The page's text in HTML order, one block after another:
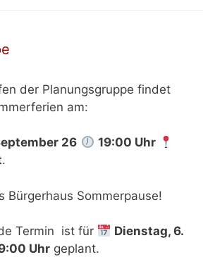
der Planungsgruppe findet
am:
26
19:00 Uhr
.
Bürgerhaus Sommerpause!
Termin ist für
Dienstag, 6.
Uhr geplant.